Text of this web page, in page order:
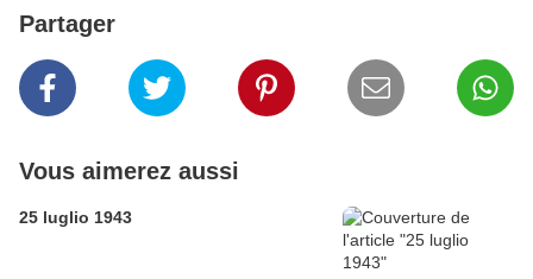
Partager
Vous aimerez aussi
25 luglio 1943